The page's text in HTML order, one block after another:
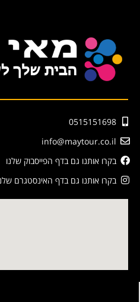
0515151698
info@maytour.co.il
בקרו אותנו גם בדף הפייסבוק שלנו
בקרו אותנו גם בדף האינסטגרם